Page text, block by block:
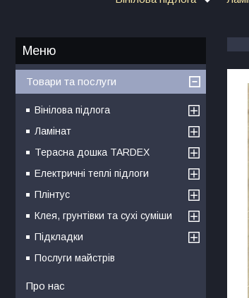
Товари та послуги
Вінілова підлога
Ламінат
Терасна дошка TARDEX
Електричні теплі підлоги
Плінтус
Клея, грунтівки та сухі суміши
Підкладки
Послуги майстрів
Про нас